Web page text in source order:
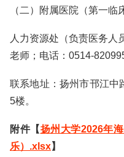
（二）附属医院（第一临
人力资源处（负责医务人
老师；电话：0514-
联系地址：扬州市邗江中
5楼。
附件【扬州大学2026年
乐）.xlsx】